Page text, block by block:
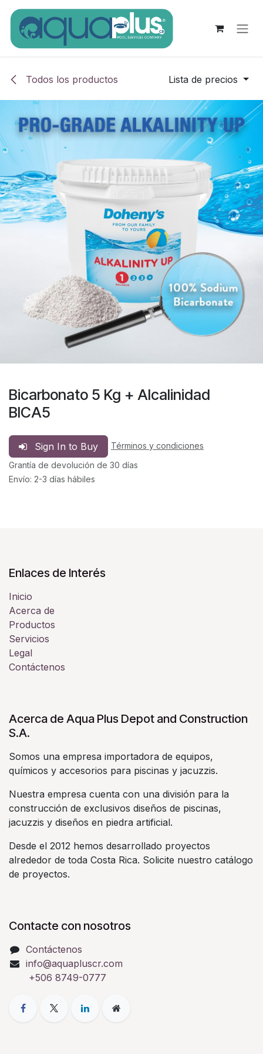
Ir al contenido
Todos los productos Lista de precios
Bicarbonato 5 Kg + Alcalinidad
BICA5
Sign In to Buy
Términos y condiciones
Grantía de devolución de 30 días
Envío: 2-3 días hábiles
Enlaces de Interés
Inicio
Acerca de
Productos
Servicios
Legal
Contáctenos
Acerca de Aqua Plus Depot and Construction
S.A.
Somos una empresa importadora de equipos,
químicos y accesorios para piscinas y jacuzzis.
Nuestra empresa cuenta con una división para la
construcción de exclusivos diseños de piscinas,
jacuzzis y diseños en piedra artificial.
Desde el 2012 hemos desarrollado proyectos
alrededor de toda Costa Rica. Solicite nuestro catálogo
de proyectos.
Contacte con nosotros
Contáctenos
info@aquapluscr.com
+506 8749-0777